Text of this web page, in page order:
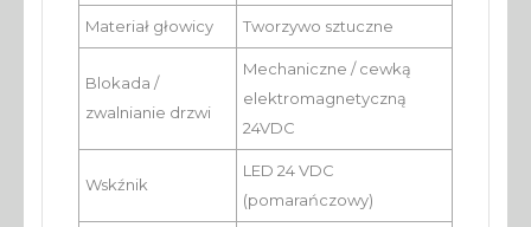
Materiał głowicy Tworzywo sztuczne
Blokada /
zwalnianie drzwi
Mechaniczne / cewką
elektromagnetyczną
24VDC
Wskźnik
LED 24 VDC
(pomarańczowy)